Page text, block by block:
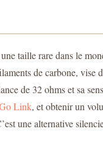
taille rare dans le
de carbone, vise
de 32 ohms et sa
Link, et obtenir un
une alternative